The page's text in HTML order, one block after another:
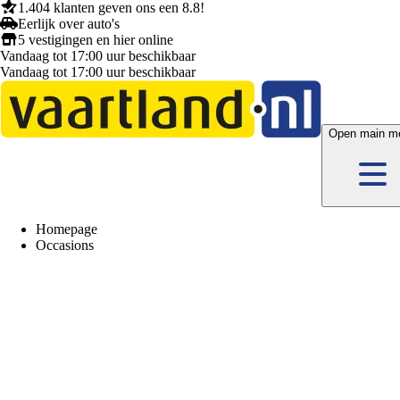
1.404 klanten geven ons een 8.8!
Eerlijk over auto's
5 vestigingen en hieronline
Vandaag tot 17:00 uur beschikbaar
Vandaag tot 17:00 uur beschikbaar
Open main
Homepage
Occasions